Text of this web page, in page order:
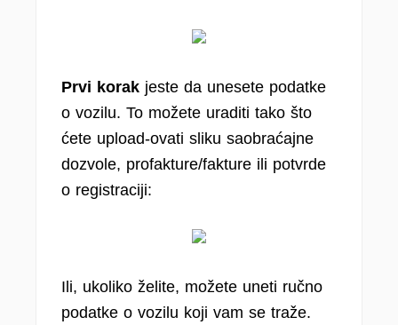
Prvi korak jeste da unesete podatke
o vozilu. To možete uraditi tako što
ćete upload-ovati sliku saobraćajne
dozvole, profakture/fakture ili potvrde
o registraciji:
Ili, ukoliko želite, možete uneti ručno
podatke o vozilu koji vam se traže.